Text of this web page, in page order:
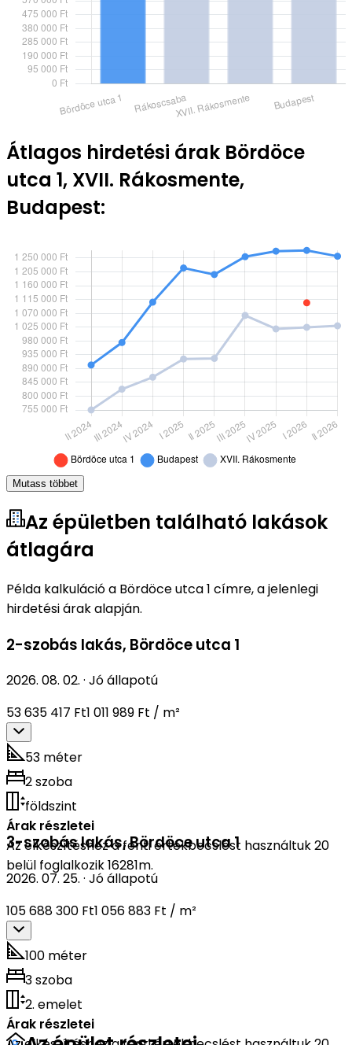
Átlagos hirdetési árak Bördöce
utca 1, XVII. Rákosmente,
Budapest:
Mutass többet
Az épületben található lakások
átlagára
Példa kalkuláció a Bördöce utca 1 címre, a jelenlegi
hirdetési árak alapján.
2-szobás lakás, Bördöce utca 1
2026. 08. 02. · Jó állapotú
53 635 417 Ft1 011 989 Ft / m²
53 méter
2 szoba
földszint
Árak részletei
Az elkészítéshez a fenti értékbecslést használtuk 20
belül foglalkozik 16281m.
3-szobás lakás,Bördöce utca 1
2026. 07. 25. · Jó állapotú
105 688 300 Ft1 056 883 Ft / m²
100 méter
3 szoba
2. emelet
Árak részletei